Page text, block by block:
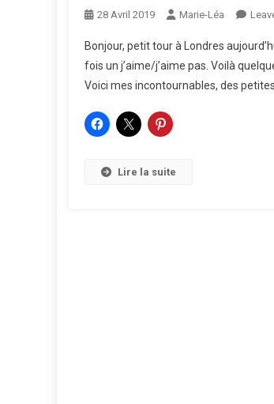
28 Avril 2019 Marie-Léa
Bonjour, petit tour à Londres
fois un j’aime/j’aime pas. Voilà
Voici mes incontournables, des
Lire la suite